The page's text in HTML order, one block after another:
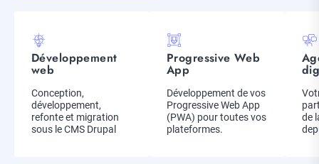
Picto
Titre
Développement
web
Description
Conception,
développement,
refonte et migration
sous le CMS Drupal
Picto
Titre
Progressive Web
App
Description
Développement de vos
Progressive Web App
(PWA) pour toutes vos
plateformes.
de